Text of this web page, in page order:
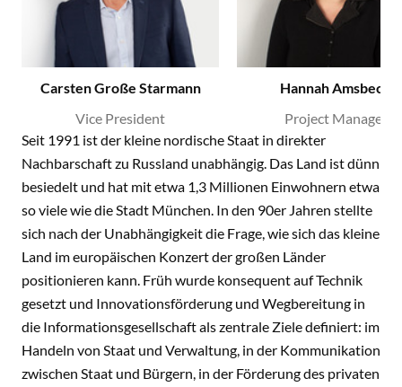
Carsten Große Starmann
Vice President
Hannah Amsbeck
Project Manager
Seit 1991 ist der kleine nordische Staat in direkter
Nachbarschaft zu Russland unabhängig. Das Land ist dünn
besiedelt und hat mit etwa 1,3 Millionen Einwohnern etwa
so viele wie die Stadt München. In den 90er Jahren stellte
sich nach der Unabhängigkeit die Frage, wie sich das kleine
Land im europäischen Konzert der großen Länder
positionieren kann. Früh wurde konsequent auf Technik
gesetzt und Innovationsförderung und Wegbereitung in
die Informationsgesellschaft als zentrale Ziele definiert: im
Handeln von Staat und Verwaltung, in der Kommunikation
zwischen Staat und Bürgern, in der Förderung des privaten